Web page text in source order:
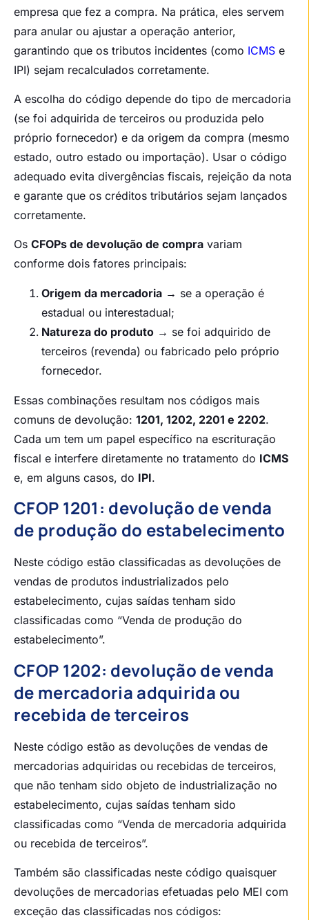
empresa que fez a compra. Na prática, eles servem
para anular ou ajustar a operação anterior,
garantindo que os tributos incidentes (como ICMS e
IPI) sejam recalculados corretamente.
A escolha do código depende do tipo de mercadoria
(se foi adquirida de terceiros ou produzida pelo
próprio fornecedor) e da origem da compra (mesmo
estado, outro estado ou importação). Usar o código
adequado evita divergências fiscais, rejeição da nota
e garante que os créditos tributários sejam lançados
corretamente.
Os CFOPs de devolução de compra variam
conforme dois fatores principais:
Origem da mercadoria → se a operação é
estadual ou interestadual;
Natureza do produto → se foi adquirido de
terceiros (revenda) ou fabricado pelo próprio
fornecedor.
Essas combinações resultam nos códigos mais
comuns de devolução: 1201, 1202, 2201 e 2202.
Cada um tem um papel específico na escrituração
fiscal e interfere diretamente no tratamento do ICMS
e, em alguns casos, do IPI.
CFOP 1201: devolução de venda
de produção do estabelecimento
Neste código estão classificadas as devoluções de
vendas de produtos industrializados pelo
estabelecimento, cujas saídas tenham sido
classificadas como “Venda de produção do
estabelecimento”.
CFOP 1202: devolução de venda
de mercadoria adquirida ou
recebida de terceiros
Neste código estão as devoluções de vendas de
mercadorias adquiridas ou recebidas de terceiros,
que não tenham sido objeto de industrialização no
estabelecimento, cujas saídas tenham sido
classificadas como “Venda de mercadoria adquirida
ou recebida de terceiros”.
Também são classificadas neste código quaisquer
devoluções de mercadorias efetuadas pelo MEI com
exceção das classificadas nos códigos: